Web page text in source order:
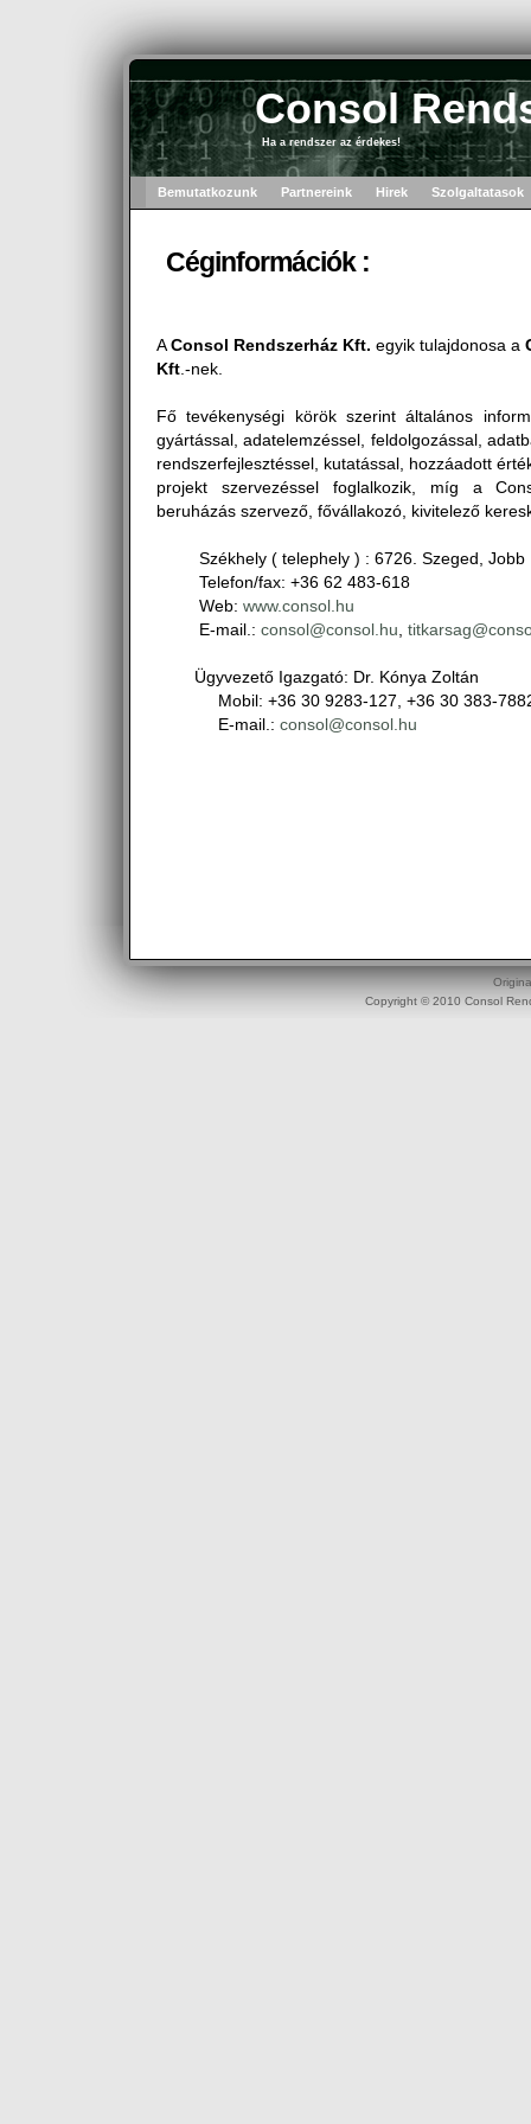
Consol
Ha a rendszer az érdekes!
Bemutatkozunk Partnereink Hirek Szolgaltatasok
Céginformációk :
AConsol Rendszerház Kft. egyik tulajdonosa a
Kft .-nek.
Fő tevékenységi körök szerint általános
gyártással, adatelemzéssel, feldolgozással,
rendszerfejlesztéssel, kutatással, hozzáadott
projekt szervezéssel foglalkozik, míg a
beruházás szervező, fővállakozó, kivitelező
Székhely ( telephely ) : 6726. Szeged, Jobb
Telefon/fax: +36 62 483-618
Web: www.consol.hu
E-mail.: consol@consol.hu
Ügyvezető Igazgató: Dr. Kónya Zoltán
Mobil: +36 30 9283-127, +36 30 383-
E-mail.: consol@consol.hu
Copyright © 2010 Consol